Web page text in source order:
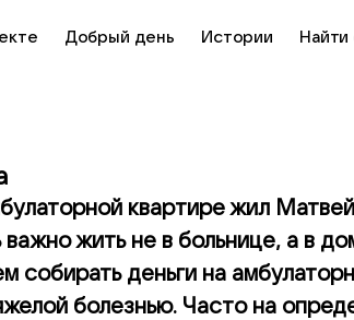
Добрый день Истории
квартире жил
жить не в больнице, а в
собирать деньги на
болезнью. Часто на